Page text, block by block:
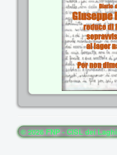
© 2026 FNP - CISL dei Laghi